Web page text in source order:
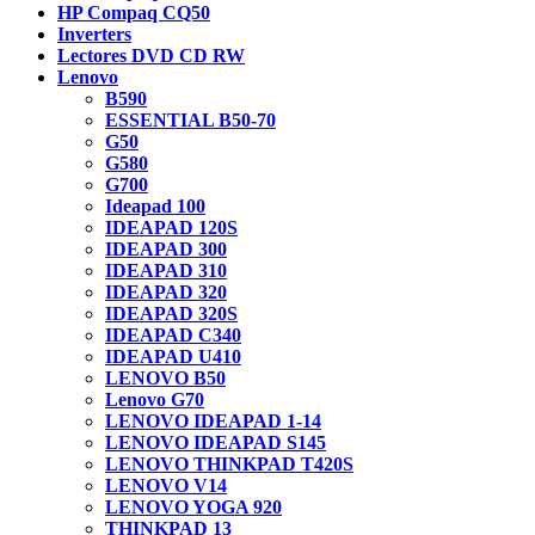
HP Compaq CQ50
Inverters
Lectores DVD CD RW
Lenovo
B590
ESSENTIAL B50-70
G50
G580
G700
Ideapad 100
IDEAPAD 120S
IDEAPAD 300
IDEAPAD 310
IDEAPAD 320
IDEAPAD 320S
IDEAPAD C340
IDEAPAD U410
LENOVO B50
Lenovo G70
LENOVO IDEAPAD 1-14
LENOVO IDEAPAD S145
LENOVO THINKPAD T420S
LENOVO V14
LENOVO YOGA 920
THINKPAD 13